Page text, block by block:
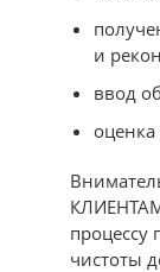
и
ввод
процессу
чистоты